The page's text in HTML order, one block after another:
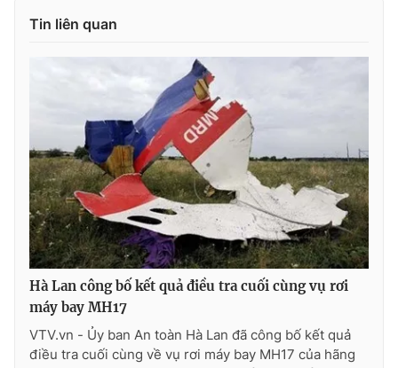
THỜI BÁO VTV
Theo dõi báo trên
Cơ quan chủ quản: Đài Truyền hình Việt Nam
Cơ quan báo chí:Thời báo VTV
Giấy phép hoạt động báo in và báo điện tử số 483/GP-BTTTT
cấp ngày 29/12/2023
Tổng Biên tập:Vũ Thanh Thủy
Phó Tổng Biên tập:
Nguyễn Trọng Ninh
Tổng đài VTV:024.38 355 931 - 024.38 355 932
Tin liên quan
Hà Lan công bố kết quả điều tra cuối cùng vụ rơi
máy bay MH17
VTV.vn - Ủy ban An toàn Hà Lan đã công bố kết quả
điều tra cuối cùng về vụ rơi máy bay MH17 của hãng